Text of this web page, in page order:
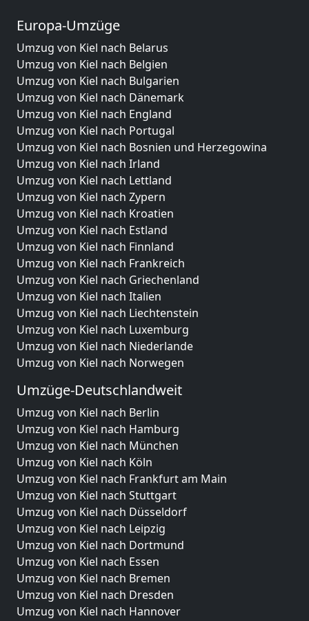
Europa-Umzüge
Umzug von Kiel nach Belarus
Umzug von Kiel nach Belgien
Umzug von Kiel nach Bulgarien
Umzug von Kiel nach Dänemark
Umzug von Kiel nach England
Umzug von Kiel nach Portugal
Umzug von Kiel nach Bosnien und Herzegowina
Umzug von Kiel nach Irland
Umzug von Kiel nach Lettland
Umzug von Kiel nach Zypern
Umzug von Kiel nach Kroatien
Umzug von Kiel nach Estland
Umzug von Kiel nach Finnland
Umzug von Kiel nach Frankreich
Umzug von Kiel nach Griechenland
Umzug von Kiel nach Italien
Umzug von Kiel nach Liechtenstein
Umzug von Kiel nach Luxemburg
Umzug von Kiel nach Niederlande
Umzug von Kiel nach Norwegen
Umzüge-Deutschlandweit
Umzug von Kiel nach Berlin
Umzug von Kiel nach Hamburg
Umzug von Kiel nach München
Umzug von Kiel nach Köln
Umzug von Kiel nach Frankfurt am Main
Umzug von Kiel nach Stuttgart
Umzug von Kiel nach Düsseldorf
Umzug von Kiel nach Leipzig
Umzug von Kiel nach Dortmund
Umzug von Kiel nach Essen
Umzug von Kiel nach Bremen
Umzug von Kiel nach Dresden
Umzug von Kiel nach Hannover